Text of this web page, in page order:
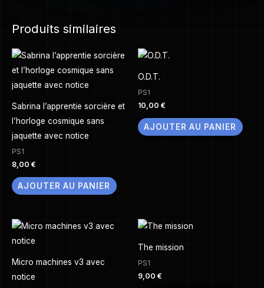
Produits similaires
Sabrina l’apprentie sorcière et
l’horloge cosmique sans
jaquette avec notice
PS1
8,00 €
AJOUTER AU PANIER
O.D.T.
PS1
10,00 €
AJOUTER AU PANIER
Micro machines v3 avec
notice
The mission
PS1
9,00 €